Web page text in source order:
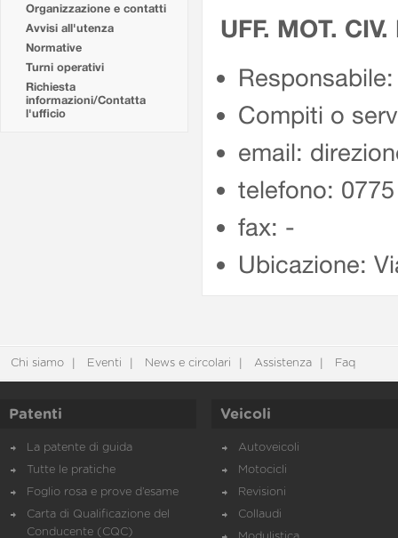
Organizzazione e contatti
Avvisi all'utenza
Normative
Turni operativi
Richiesta
informazioni/Contatta
l'ufficio
UFF. MOT.
Compiti o
email:
telefono:
fax: -
Ubicazione:
Chi siamo Eventi News e circolari Assistenza Faq
Patenti
La patente di guida
Tutte le pratiche
Foglio rosa e prove d’esame
Carta di Qualificazione del
Conducente (CQC)
Veicoli
Autoveicoli
Motocicli
Revisioni
Collaudi